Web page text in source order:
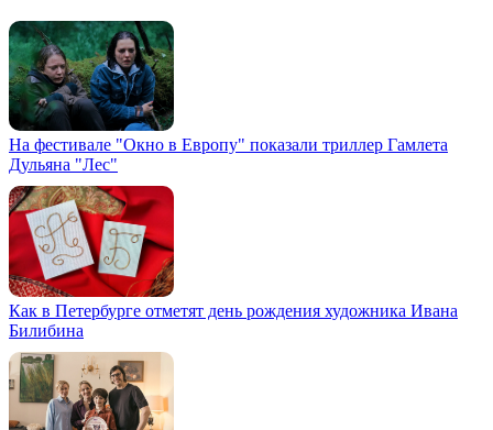
На фестивале "Окно в Европу" показали триллер Гамлета
Дульяна "Лес"
Как в Петербурге отметят день рождения художника Ивана
Билибина